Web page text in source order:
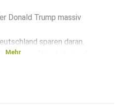
Donald Trump massiv
sparen daran.
Studio in Nairobi hat sich in
Mehr